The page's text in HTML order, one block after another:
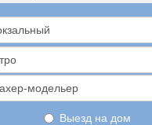
модельер
Выезд на дом